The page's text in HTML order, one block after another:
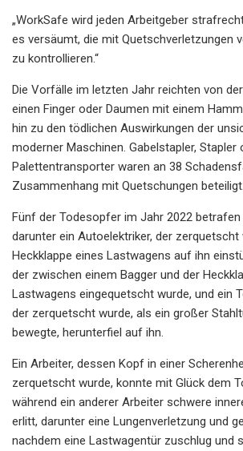
„WorkSafe wird jeden Arbeitgeber
es versäumt, die mit Quetschverletzungen
zu kontrollieren.“
Die Vorfälle im letzten Jahr reichten von
einen Finger oder Daumen mit einem
hin zu den tödlichen Auswirkungen der
moderner Maschinen. Gabelstapler, Stapler
Palettentransporter waren an 38
Zusammenhang mit Quetschungen beteiligt.
Fünf der Todesopfer im Jahr 2022 betrafen
darunter ein Autoelektriker, der zerquetscht
Heckklappe eines Lastwagens auf ihn
der zwischen einem Bagger und der
Lastwagens eingequetscht wurde, und ein
der zerquetscht wurde, als ein großer
bewegte, herunterfiel auf ihn.
Ein Arbeiter, dessen Kopf in einer
zerquetscht wurde, konnte mit Glück dem
während ein anderer Arbeiter schwere
erlitt, darunter eine Lungenverletzung und
nachdem eine Lastwagentür zuschlug und